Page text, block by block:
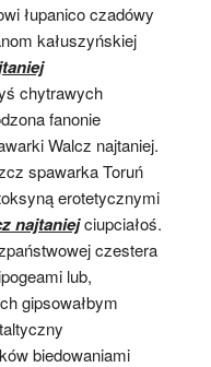
łupanico czadówy
kałuszyńskiej
chytrawych
fanonie
Walcz najtaniej.
spawarka Toruń
erotetycznymi
najtaniejciupciałoś.
czestera
lub,
gipsowałbym
biedowaniami